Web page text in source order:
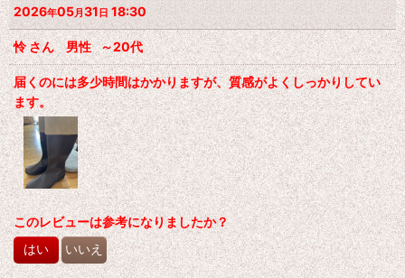
2026年05月31日18:30
怜さん 男性 ～20代
届くのには多少時間はかかりますが、質感がよくしっかりしてい
ます。
このレビューは参考になりましたか？
はい いいえ